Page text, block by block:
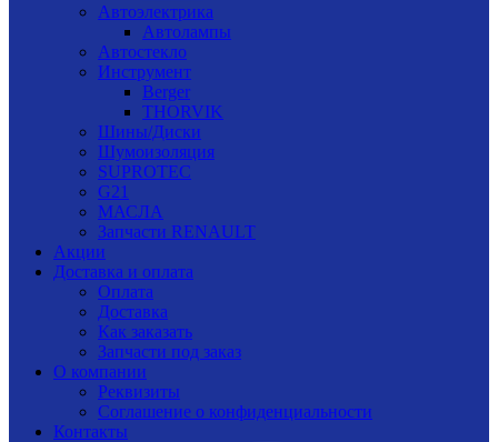
Автоэлектрика
Автолампы
Автостекло
Инструмент
Berger
THORVIK
Шины/Диски
Шумоизоляция
SUPROTEC
G21
МАСЛА
Запчасти RENAULT
Акции
Доставка и оплата
Оплата
Доставка
Как заказать
Запчасти под заказ
О компании
Реквизиты
Соглашение о конфиденциальности
Контакты